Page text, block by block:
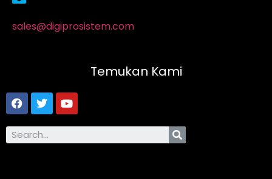
sales@digiprosistem.com
Temukan Kami